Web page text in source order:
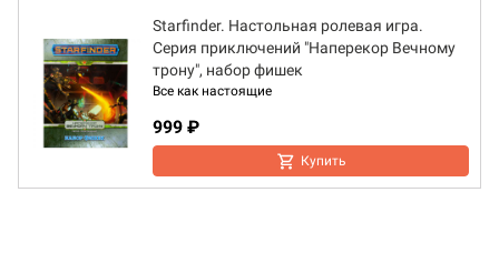
Starfinder. Настольная ролевая игра.
Серия приключений "Наперекор Вечному
трону", набор фишек
Все как настоящие
999 ₽
Купить